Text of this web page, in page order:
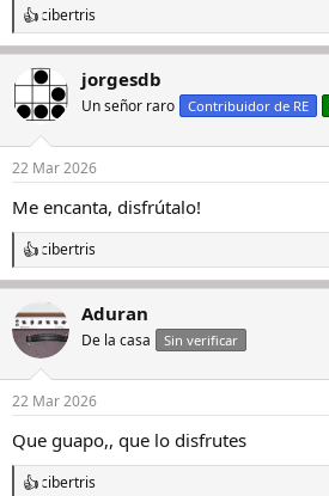
R
e
c
c
i
e
:
cibertris
jorgesdb
Un señor raro Contribuidor de RE
22 Mar 2026
Me encanta, disfrútalo!
R
e
a
c
c
i
e
:
cibertris
Aduran
De la casa Sin verificar
22 Mar 2026
Que guapo,, que lo disfrutes
R cibertris